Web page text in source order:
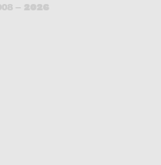
– 2026